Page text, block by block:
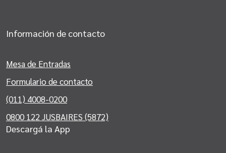
Información de contacto
Mesa de Entradas
Formulario de contacto
(011) 4008-0200
0800 122 JUSBAIRES (5872)
Descargá la App